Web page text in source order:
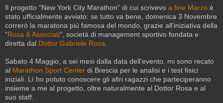
Il progetto “New York City Marathon” di cui scrivevo a fine Marzo è
stato ufficialmente avviato: se tutto va bene, domenica 3 Novembre
correrò la maratona più famosa del mondo, grazie all'iniziativa della
“Rosa & Associati”, società di management sportivo fondata e
diretta dal Dottor Gabriele Rosa
Sabato 4 Maggio, a sei mesi dalla data dell'evento, mi sono recato
al Marathon Sport Center di Brescia per le analisi e i test fisici
iniziali. Lì ho potuto conoscere gli altri ragazzi che parteciperanno
insieme a me al progetto, oltre naturalmente al Dottor Rosa e al
suo staff.